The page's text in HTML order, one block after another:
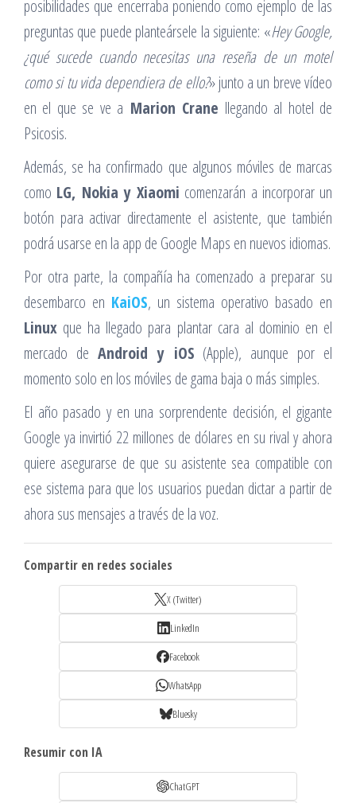
posibilidades que encerraba poniendo como ejemplo de las
preguntas que puede planteársele la siguiente: «Hey Google,
¿qué sucede cuando necesitas una reseña de un motel
como si tu vida dependiera de ello?» junto a un breve vídeo
en el que se ve a Marion Crane llegando al hotel de
Psicosis.
Además, se ha confirmado que algunos móviles de marcas
como LG, Nokia y Xiaomi comenzarán a incorporar un
botón para activar directamente el asistente, que también
podrá usarse en la app de Google Maps en nuevos idiomas.
Por otra parte, la compañía ha comenzado a preparar su
desembarco en KaiOS, un sistema operativo basado en
Linux que ha llegado para plantar cara al dominio en el
mercado de Android y iOS (Apple), aunque por el
momento solo en los móviles de gama baja o más simples.
El año pasado y en una sorprendente decisión, el gigante
Google ya invirtió 22 millones de dólares en su rival y ahora
quiere asegurarse de que su asistente sea compatible con
ese sistema para que los usuarios puedan dictar a partir de
ahora sus mensajes a través de la voz.
Compartir en redes sociales
X (Twitter)
LinkedIn
Facebook
WhatsApp
Bluesky
Resumir con IA
ChatGPT